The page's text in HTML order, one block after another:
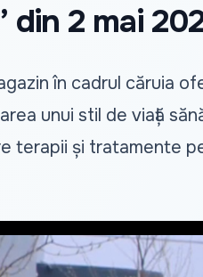
2 mai
în cadrul căruia
unui stil de viață
terapii și tratamente